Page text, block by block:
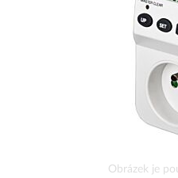
Obrázek je